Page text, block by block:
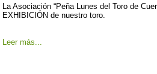
La Asociación “Peña Lunes del Toro de
EXHIBICIÓN de nuestro toro.
Leer más...